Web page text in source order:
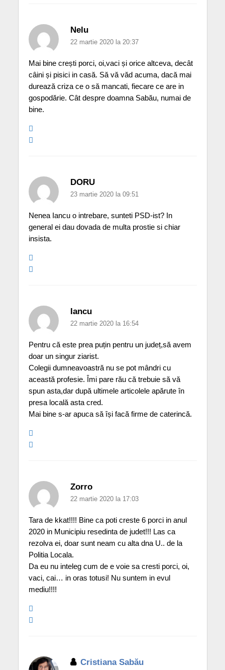
Nelu
22 martie 2020 la 20:37
Mai bine crești porci, oi,vaci și orice altceva, decât
câini și pisici in casă. Să vă văd acuma, dacă mai
durează criza ce o să mancati, fiecare ce are in
gospodărie. Cât despre doamna Sabău, numai de
bine.
DORU
23 martie 2020 la 09:51
Nenea Iancu o intrebare, sunteti PSD-ist? In
general ei dau dovada de multa prostie si chiar
insista.
Iancu
22 martie 2020 la 16:54
Pentru că este prea puțin pentru un județ,să avem
doar un singur ziarist.
Colegii dumneavoastră nu se pot mândri cu
această profesie. Îmi pare rău că trebuie să vă
spun asta,dar după ultimele articolele apărute în
presa locală asta cred.
Mai bine s-ar apuca să își facă firme de caterincă.
Zorro
22 martie 2020 la 17:03
Tara de kkat!!!! Bine ca poti creste 6 porci in anul
2020 in Municipiu resedinta de judet!!! Las ca
rezolva ei, doar sunt neam cu alta dna U.. de la
Politia Locala.
Da eu nu inteleg cum de e voie sa cresti porci, oi,
vaci, cai… in oras totusi! Nu suntem in evul
mediu!!!!
Cristiana Sabău